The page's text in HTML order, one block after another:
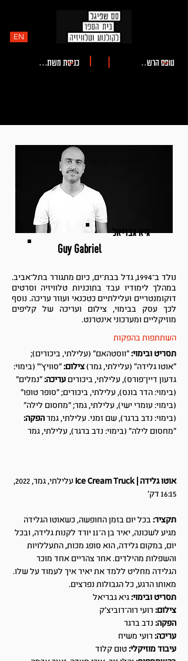
EN
גיא גבריאל
Guy Gabriel
נולד ב־1994, גדל בבת־ים, כיום מתגורר בתל־אביב.
במהלך לימודיו עבד בתוכניות טלוויזיה וסרטים
דוקומנטריים ועלילתיים כטכנאי ועוזר עריכה. נוסף
לכך עסק בבימוי, צילום ועריכה של קליפים
מוזיקליים ומערכוני אינטרנט.
השתתפות בהפקות
תסריט ובימוי:"ווסטהאם" (עלילתי, ביכורים);
"אוטו גלידה" (עלילתי, גמר)צילום:"סוויץ'" (בימוי:
גדעון דיין־פורס), עלילתי, ביכורים עריכה:"נמלים"
(בימוי: הדר בונס), עלילתי, ביכורים; "סופר טופו"
(בימוי: עומרי ישי), עלילתי, גמר; "מחסום לילה"
(בימוי: נדב ברגר), שם זמני. עלילתי, גמרהפקה:
"מחסום לילה" (בימוי: נדב ברגר), עלילתי, גמר
אוטו גלידה | Ice Cream Truck
עלילתי, גמר, 2022,
16:15 דק'
תקציר:בכל יום בזמן החופשה, כשאוטו הגלידה
מגיע לשכונה, יאיר בן ה־11 יורד לקנות גלידה, ובכל
יום, במקום גלידה, הוא סופג מכות, התעללויות
והשפלות מהילדים. אחר צהריים אחד מוכר
הגלידה מחליט ללמד את יאיר איך לעמוד על שלו.
מאותו הרגע, כל הגבולות נפרצים.
תסריט ובימוי:גיא גבריאל
צילום: רועי רוה־רוביצ'ק
הפקה: נדב ברגר
עריכה: רועי משיח
עיבוד מוזיקלי:טום קלוד